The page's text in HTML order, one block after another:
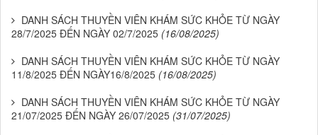
DANH SÁCH THUYỀN VIÊN KHÁM SỨC KHỎE TỪ NGÀY
28/7/2025 ĐẾN NGÀY 02/7/2025 (16/08/2025)
DANH SÁCH THUYỀN VIÊN KHÁM SỨC KHỎE TỪ NGÀY
11/8/2025 ĐẾN NGÀY16/8/2025 (16/08/2025)
DANH SÁCH THUYỀN VIÊN KHÁM SỨC KHỎE TỪ NGÀY
21/07/2025 ĐẾN NGÀY 26/07/2025 (31/07/2025)